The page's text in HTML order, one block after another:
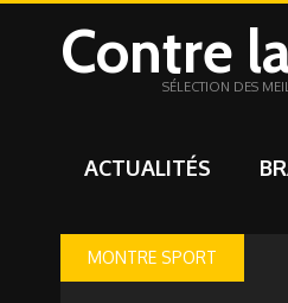
Contre
SÉLECTION DES
ACTUALITÉS
MONTRE SPORT